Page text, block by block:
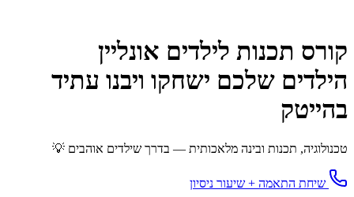
קורס תכנות לילדים אונליין
הילדים שלכם ישחקו ויבנו עתיד
בהייטק
טכנולוגיה, תכנות ובינה מלאכותית — בדרך שילדים אוהבים 💡
שיחת התאמה + שיעור ניסיון